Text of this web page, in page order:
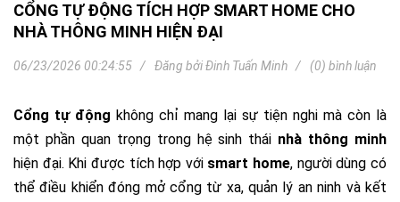
CỔNG TỰ ĐỘNG TÍCH HỢP SMART HOME CHO
NHÀ THÔNG MINH HIỆN ĐẠI
06/23/2026 00:24:55 Đăng bởiĐinh Tuấn Minh (0) bình luận
Cổng tự động không chỉ mang lại sự tiện nghi mà còn là
một phần quan trọng trong hệ sinh thái nhà thông minh
hiện đại. Khi được tích hợp với smart home, người dùng có
thể điều khiển đóng mở cổng từ xa, quản lý an ninh và kết